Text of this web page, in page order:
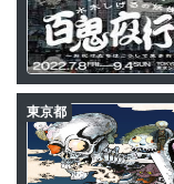
東京都